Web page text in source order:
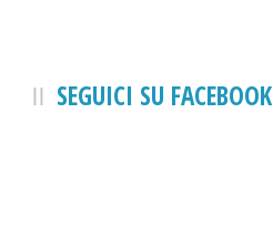
SEGUICI SU FACEBOOK